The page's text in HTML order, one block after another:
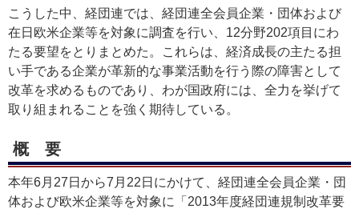
こうした中、経団連では、経団連全会員企業・団体および
在日欧米企業等を対象に調査を行い、12分野202項目にわ
たる要望をとりまとめた。これらは、経済成長の主たる担
い手である企業が革新的な事業活動を行う際の障害として
改革を求めるものであり、わが国政府には、全力を挙げて
取り組まれることを強く期待している。
概要
本年6月27日から7月22日にかけて、経団連全会員企業・団
体および欧米企業等を対象に「2013年度経団連規制改革要